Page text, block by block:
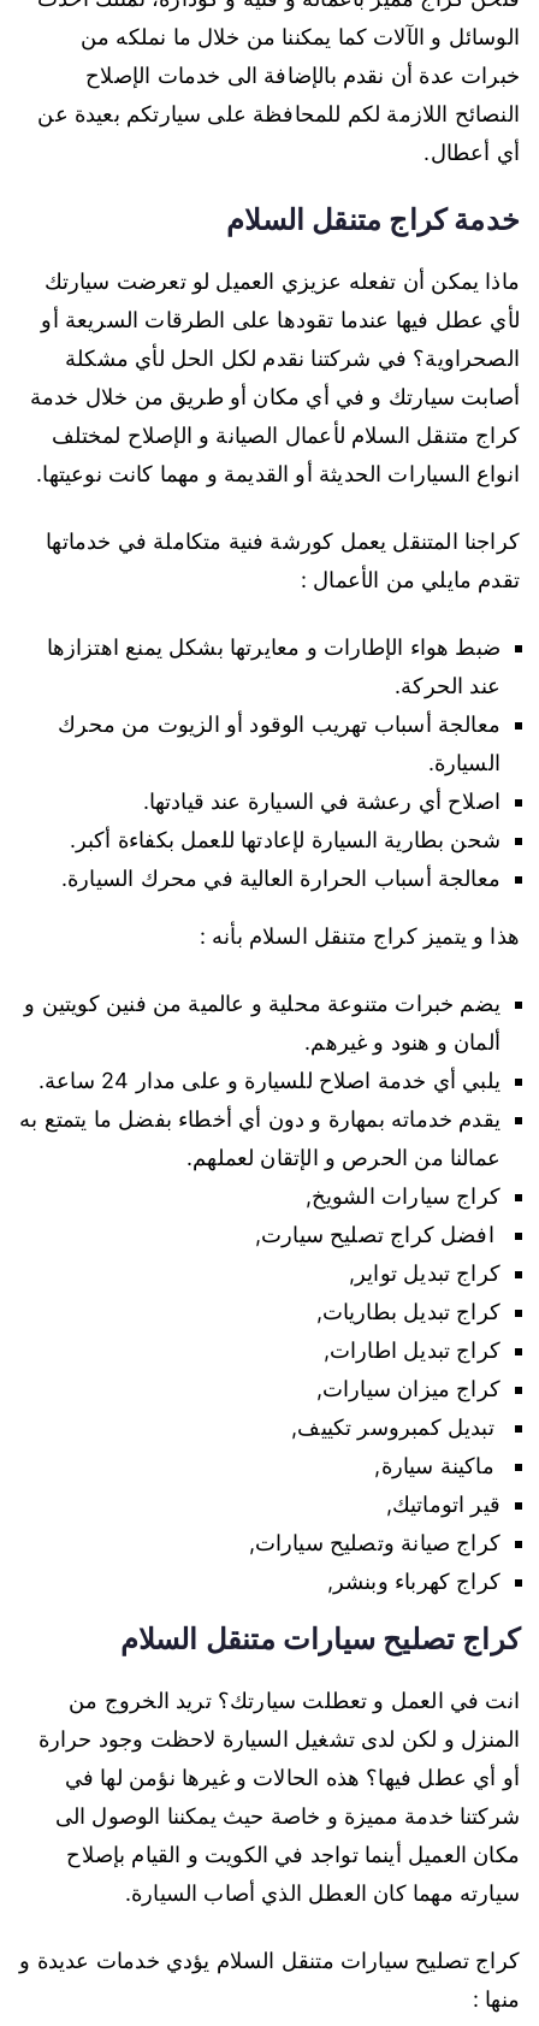
الوسائل و الآلات كما يمكننا من خلال ما نملكه من
خبرات عدة أن نقدم بالإضافة الى خدمات الإصلاح
النصائح اللازمة لكم للمحافظة على سيارتكم بعيدة عن
أي أعطال.
خدمة كراج متنقل السلام
ماذا يمكن أن تفعله عزيزي العميل لو تعرضت سيارتك
لأي عطل فيها عندما تقودها على الطرقات السريعة أو
الصحراوية؟ في شركتنا نقدم لكل الحل لأي مشكلة
أصابت سيارتك و في أي مكان أو طريق من خلال خدمة
كراج متنقل السلام لأعمال الصيانة و الإصلاح لمختلف
انواع السيارات الحديثة أو القديمة و مهما كانت نوعيتها.
كراجنا المتنقل يعمل كورشة فنية متكاملة في خدماتها
تقدم مايلي من الأعمال :
ضبط هواء الإطارات و معايرتها بشكل يمنع اهتزازها
عند الحركة.
معالجة أسباب تهريب الوقود أو الزيوت من محرك
السيارة.
اصلاح أي رعشة في السيارة عند قيادتها.
شحن بطارية السيارة لإعادتها للعمل بكفاءة أكبر.
معالجة أسباب الحرارة العالية في محرك السيارة.
هذا و يتميز كراج متنقل السلام بأنه :
يضم خبرات متنوعة محلية و عالمية من فنين كويتين و
ألمان و هنود و غيرهم.
يلبي أي خدمة اصلاح للسيارة و على مدار 24 ساعة.
يقدم خدماته بمهارة و دون أي أخطاء بفضل ما يتمتع به
عمالنا من الحرص و الإتقان لعملهم.
كراج سيارات الشويخ,
افضل كراج تصليح سيارت,
كراج تبديل تواير,
كراج تبديل بطاريات,
كراج تبديل اطارات,
كراج ميزان سيارات,
تبديل كمبروسر تكييف,
ماكينة سيارة,
قير اتوماتيك,
كراج صيانة وتصليح سيارات,
كراج كهرباء وبنشر,
كراج تصليح سيارات متنقل السلام
انت في العمل و تعطلت سيارتك؟ تريد الخروج من
المنزل و لكن لدى تشغيل السيارة لاحظت وجود حرارة
أو أي عطل فيها؟ هذه الحالات و غيرها نؤمن لها في
شركتنا خدمة مميزة و خاصة حيث يمكننا الوصول الى
مكان العميل أينما تواجد في الكويت و القيام بإصلاح
سيارته مهما كان العطل الذي أصاب السيارة.
كراج تصليح سيارات متنقل السلام يؤدي خدمات عديدة و
منها :